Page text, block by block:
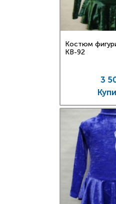
Костюм
KB-92
3